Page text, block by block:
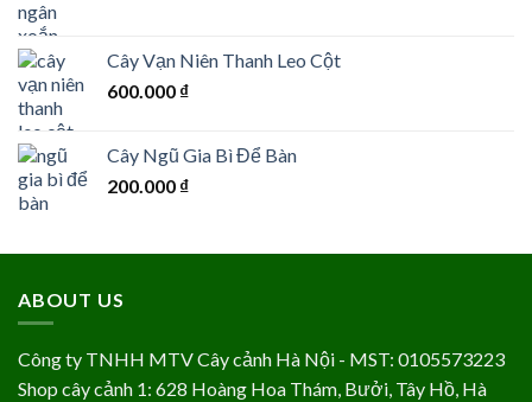
Cây Vạn Niên Thanh Leo Cột
600.000 ₫
Cây Ngũ Gia Bì Để Bàn
200.000 ₫
ABOUT US
Công ty TNHH MTV Cây cảnh Hà Nội - MST: 0105573223
Shop cây cảnh 1: 628 Hoàng Hoa Thám, Bưởi, Tây Hồ, Hà